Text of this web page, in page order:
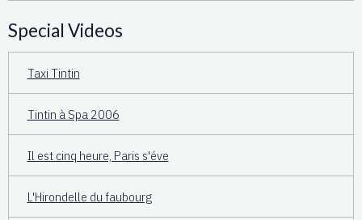
Special Videos
Taxi Tintin
Tintin à Spa 2006
Il est cinq heure, Paris s'éve
L'Hirondelle du faubourg